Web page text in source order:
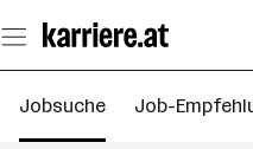
Seiteninhalt
springen
Jobsuche Job-